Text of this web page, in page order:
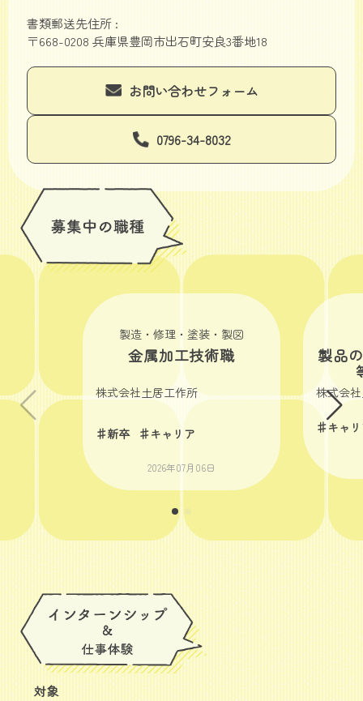
書類郵送先住所 :
〒668-0208 兵庫県豊岡市出石町安良3番地18
お問い合わせフォーム
0796-34-8032
製造・修理・塗装・製図
金属加工技術職
株式会社土居工作所
♯新卒 ♯キャリア
2026年07月06日
製品
株式会
♯キャ
対象